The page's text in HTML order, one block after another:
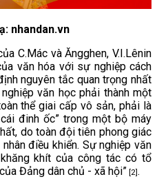
nhandan.vn
C.Mác và Ăngghen, V.I.Lênin
văn hóa với sự nghiệp cách
nguyên tắc quan trọng nhất
văn học phải thành một
thể giai cấp vô sản, phải là
đinh ốc” trong một bộ máy
do toàn đội tiên phong giác
điều khiển. Sự nghiệp văn
khít của công tác có tổ
Đảng dân chủ - xã hội” [2].